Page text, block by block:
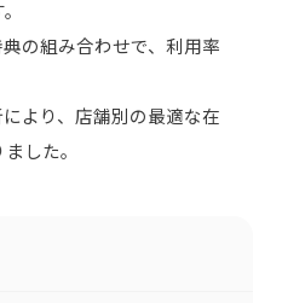
の組み合わせで、利用率
より、店舗別の最適な在
した。